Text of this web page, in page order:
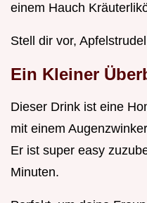
einem Hauch
Stell dir vor,
Ein Kleiner
Dieser Drink ist eine
mit einem
Er ist super easy
Minuten.